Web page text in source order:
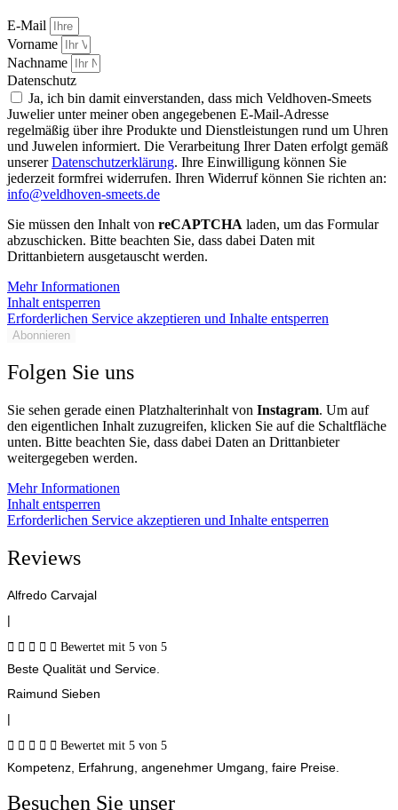
E-Mail
Vorname
Nachname
Datenschutz
Ja, ich bin damit einverstanden, dass mich Veldhoven-Smeets
Juwelier unter meiner oben angegebenen E-Mail-Adresse
regelmäßig über ihre Produkte und Dienstleistungen rund um Uhren
und Juwelen informiert. Die Verarbeitung Ihrer Daten erfolgt gemäß
unsererDatenschutzerklärung. Ihre Einwilligung können Sie
jederzeit formfrei widerrufen. Ihren Widerruf können Sie richten an:
info@veldhoven-smeets.de
Sie müssen den Inhalt von reCAPTCHA laden, um das Formular
abzuschicken. Bitte beachten Sie, dass dabei Daten mit
Drittanbietern ausgetauscht werden.
Mehr Informationen
Inhalt entsperren
Erforderlichen Service akzeptieren und Inhalte entsperren
Abonnieren
Folgen Sie uns
Sie sehen gerade einen Platzhalterinhalt von Instagram. Um auf
den eigentlichen Inhalt zuzugreifen, klicken Sie auf die Schaltfläche
unten. Bitte beachten Sie, dass dabei Daten an Drittanbieter
weitergegeben werden.
Mehr Informationen
Inhalt entsperren
Erforderlichen Service akzeptieren und Inhalte entsperren
Reviews
Alfredo Carvajal
|
     Bewertet mit 5 von 5
Beste Qualität und Service.
Raimund Sieben
|
     Bewertet mit 5 von 5
Kompetenz, Erfahrung, angenehmer Umgang, faire Preise.
Besuchen Sie unser